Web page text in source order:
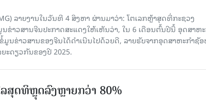
ລາຍງານໃນວັນທີ 4 ສິງຫາ ຜ່ານມາວ່າ: ໂຕເລກຫຼ້າສຸດທີ່ກະຊວງ
ນຂ່າວສານຈີນປະກາດສະແດງໃຫ້ເຫັນວ່າ, ໃນ 6 ເດືອນຕົ້ນປີນີ້ ອຸດສາຫ
ມູນຂ່າວສານຂອງຈີນໄດ້ດຳເນີນໄປດ້ວຍດີ, ລາຍຮັບຈາກອຸດສາຫະກຳຊັ
ະດຽວກັນຂອງປີ 2025.
ສຸດທິຫຼຸດລົງຫຼາຍກວ່າ 80%